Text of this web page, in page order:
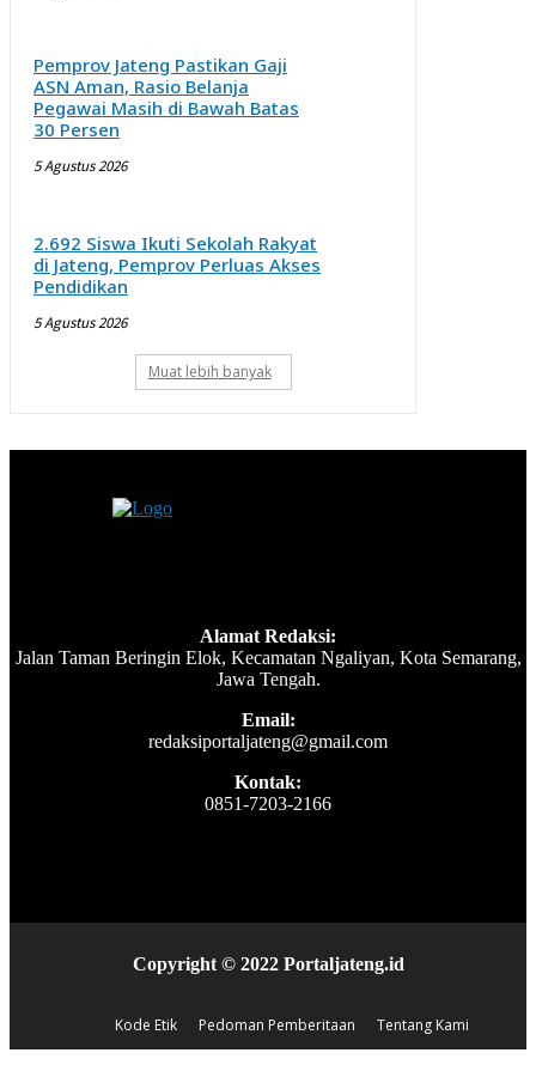
Pemprov Jateng Pastikan Gaji
ASN Aman, Rasio Belanja
Pegawai Masih di Bawah Batas
30 Persen
5 Agustus 2026
2.692 Siswa Ikuti Sekolah Rakyat
di Jateng, Pemprov Perluas Akses
Pendidikan
5 Agustus 2026
Muat lebih banyak
Alamat Redaksi:
Jalan Taman Beringin Elok, Kecamatan Ngaliyan, Kota Semarang,
Jawa Tengah.
Email:
redaksiportaljateng@gmail.com
Kontak:
0851-7203-2166
Copyright © 2022 Portaljateng.id
Kode Etik Pedoman Pemberitaan Tentang Kami